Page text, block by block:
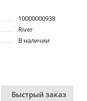
10000000938
River
В наличии
Быстрый заказ